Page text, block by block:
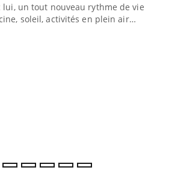
un tout nouveau rythme de vie !
soleil, activités en plein air…